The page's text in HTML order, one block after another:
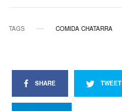
TAGS COMIDA CHATARRA
SHARE TWEET